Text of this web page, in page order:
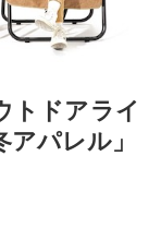
トドアライ
パレル」